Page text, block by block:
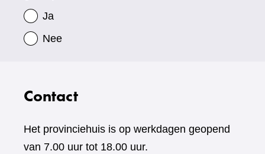
Ja
Nee
Contact
Het provinciehuis is op werkdagen geopend
van 7.00 uur tot 18.00 uur.